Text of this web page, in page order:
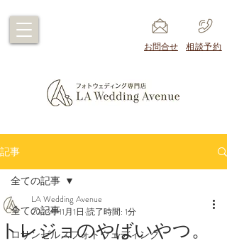
​お問合せ ​相談予約
記事
全ての記事
ロサンゼルスフォトウェディング
全ての記事
トレジョのやばいやつ。
LA Wedding Avenue
2023年11月1日 読了時間: 1分